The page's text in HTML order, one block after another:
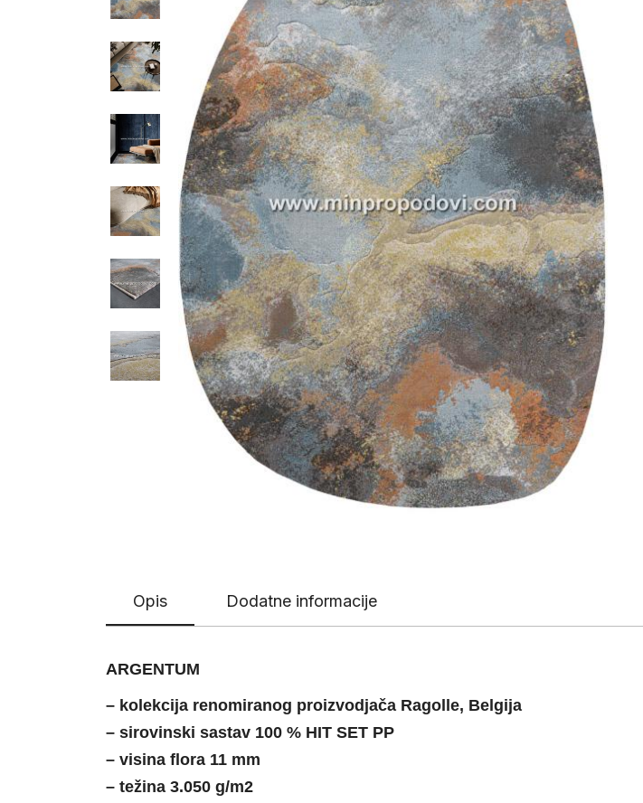
Opis Dodatne informacije
ARGENTUM
– kolekcija renomiranog proizvodjača Ragolle, Belgija
– sirovinski sastav 100 % HIT SET PP
– visina flora 11 mm
– težina 3.050 g/m2